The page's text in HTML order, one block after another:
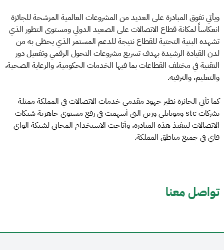
ويأتي تفوق المبادرة على العديد من المشروعات العالمية المرشحة للجائزة
انعكاساً لمكانة قطاع الاتصالات على الصعيد الدولي ومستوى التطور الذي
تشهده البنية التحتية للقطاع نتيجة للدعم المستمر الذي يحظى به من
لدن القيادة الرشيدة بهدف تسريع مشروعات التحول الرقمي وتفعيل دور
التقنية في مختلف القطاعات بما فيها الخدمات الحكومية، والرعاية الصحية،
والتعليم، والترفيه.
كما تأتي الجائزة نظير جهود مقدمي خدمات الاتصالات في المملكة ممثلة
بشركات stc وموبايلي وزين التي أسهمت في رفع مستوى جاهزية شبكات
الاتصالات لتنفيذ هذه المبادرة، وأتاحت الاستخدام المجاني لشبكة الواي
فاي في جميع مناطق المملكة.
تواصل معنا